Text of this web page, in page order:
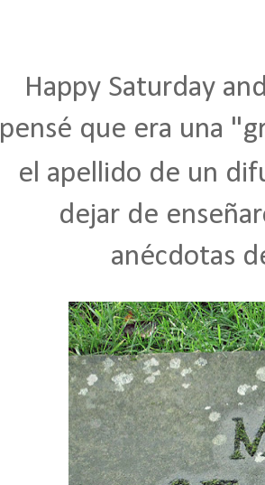
Happy Saturday
pensé que era una
el apellido de un
dejar de
anécdotas